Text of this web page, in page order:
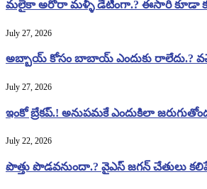
మలైకా అరోరా మళ్ళీ డేటింగా.? ఈసారి కూడా
July 27, 2026
అబ్బాయ్ కోసం బాబాయ్ ఎందుకు రాలేదు.?
July 27, 2026
ఇంకో బ్రేకప్.! అనుపమకే ఎందుకిలా
July 22, 2026
పొత్తు పొడవనుందా.? వైఎస్ జగన్ చేతులు